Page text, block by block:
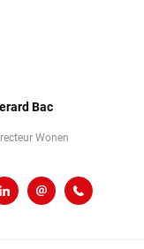
Bac
Wonen
g.bac@heembouw.nl
071 - 332 00 50